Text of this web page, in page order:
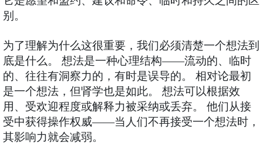
别。
为了理解为什么这很重要，我们必须清楚一个想法到
底是什么。 想法是一种心理结构——流动的、临时
的、往往有洞察力的，有时是误导的。 相对论最初
是一个想法，但肾学也是如此。 想法可以根据效
用、受欢迎程度或解释力被采纳或丢弃。 他们从接
受中获得操作权威——当人们不再接受一个想法时，
其影响力就会减弱。